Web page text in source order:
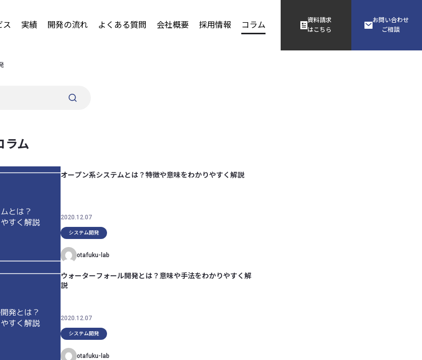
ス 実績 開発の流れ よくある質問 会社概要 採用情報 コラム
資料請求
はこちら
お問い合わせ
ご相談
ラム
オープン系システムとは？特徴や意味をわかりやすく解説
2020.12.07
システム開発
otafuku-lab
ウォーターフォール開発とは？意味や手法をわかりやすく解
説
2020.12.07
システム開発
otafuku-lab